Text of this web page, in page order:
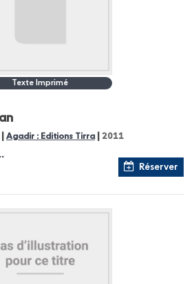
Texte Imprimé
Agadir : Editions Tirra| 2011
Réserver